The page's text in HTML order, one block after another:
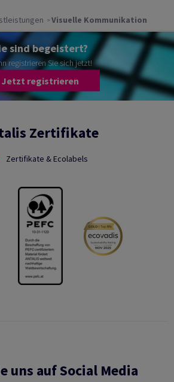
Visuelle Kommunikation
sind begeistert?
registrieren Sie sich jetzt!
Jetzt registrieren
Zertifikate
Zertifikate & Ecolabels
uns auf Social Media